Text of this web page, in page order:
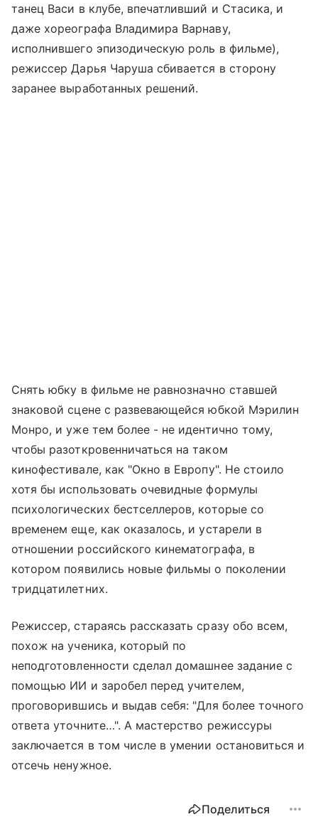
танец Васи в клубе, впечатливший и Стасика, и
даже хореографа Владимира Варнаву,
исполнившего эпизодическую роль в фильме),
режиссер Дарья Чаруша сбивается в сторону
заранее выработанных решений.
Снять юбку в фильме не равнозначно ставшей
знаковой сцене с развевающейся юбкой Мэрилин
Монро, и уже тем более - не идентично тому,
чтобы разоткровенничаться на таком
кинофестивале, как "Окно в Европу". Не стоило
хотя бы использовать очевидные формулы
психологических бестселлеров, которые со
временем еще, как оказалось, и устарели в
отношении российского кинематографа, в
котором появились новые фильмы о поколении
тридцатилетних.
Режиссер, стараясь рассказать сразу обо всем,
похож на ученика, который по
неподготовленности сделал домашнее задание с
помощью ИИ и заробел перед учителем,
проговорившись и выдав себя: "Для более точного
ответа уточните…". А мастерство режиссуры
заключается в том числе в умении остановиться и
отсечь ненужное.
Поделиться